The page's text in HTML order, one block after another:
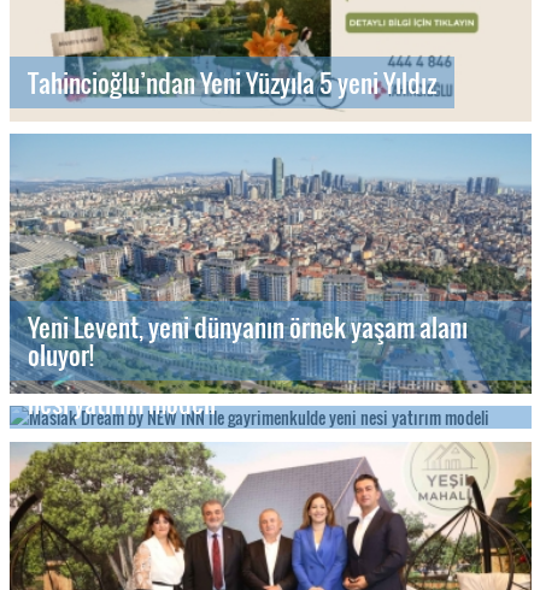
Tahincioğlu’ndan Yeni Yüzyıla 5 yeni Yıldız
Yeni Levent, yeni dünyanın örnek yaşam alanı
oluyor!
Maslak Dream by NEW INN ile gayrimenkulde yeni
nesi yatırım modeli